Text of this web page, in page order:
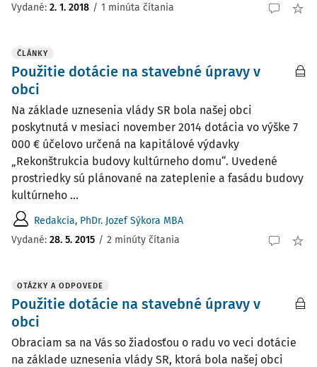
Vydané: 2. 1. 2018 / 1 minúta čítania
ČLÁNKY
Použitie dotácie na stavebné úpravy v
obci
Na základe uznesenia vlády SR bola našej obci
poskytnutá v mesiaci november 2014 dotácia vo výške 7
000 € účelovo určená na kapitálové výdavky
„Rekonštrukcia budovy kultúrneho domu“. Uvedené
prostriedky sú plánované na zateplenie a fasádu budovy
kultúrneho ...
Redakcia, PhDr. Jozef Sýkora MBA
Vydané: 28. 5. 2015 / 2 minúty čítania
OTÁZKY A ODPOVEDE
Použitie dotácie na stavebné úpravy v
obci
Obraciam sa na Vás so žiadosťou o radu vo veci dotácie
na základe uznesenia vlády SR, ktorá bola našej obci